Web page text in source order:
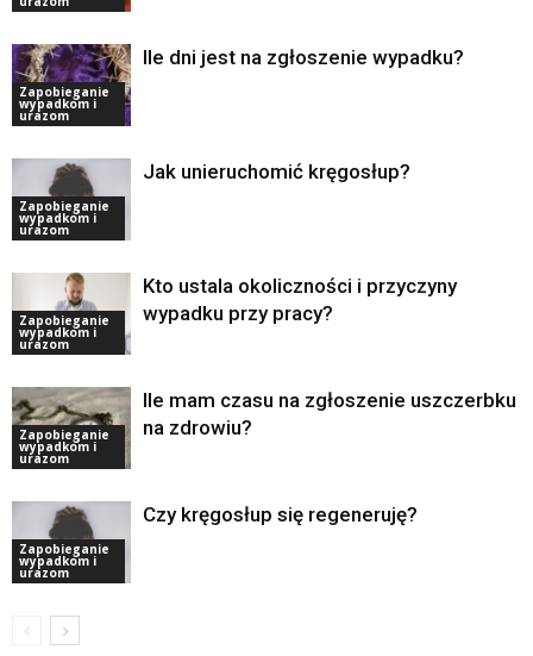
Zapobieganie
wypadkom i
urazom
Ile dni jest na zgłoszenie wypadku?
Zapobieganie
wypadkom i
urazom
Jak unieruchomić kręgosłup?
Zapobieganie
wypadkom i
urazom
Kto ustala okoliczności i przyczyny
wypadku przy pracy?
Zapobieganie
wypadkom i
urazom
Ile mam czasu na zgłoszenie uszczerbku
na zdrowiu?
Zapobieganie
wypadkom i
urazom
Czy kręgosłup się regeneruję?